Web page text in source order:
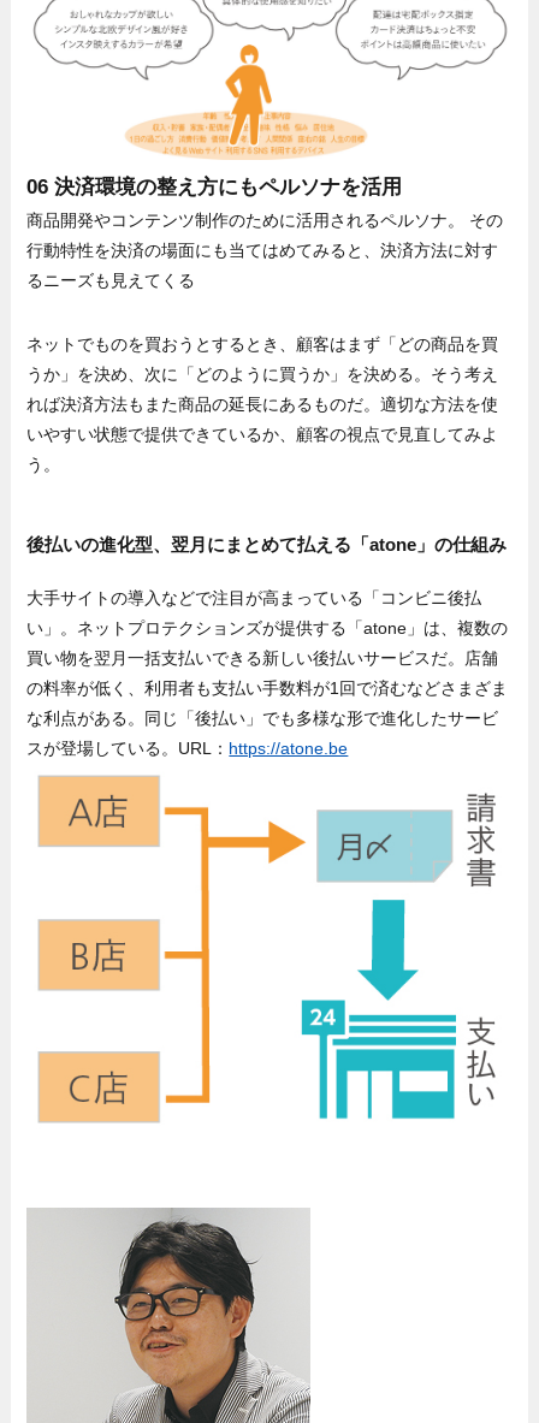
06 決済環境の整え方にもペルソナを活用
商品開発やコンテンツ制作のために活用されるペルソナ。 その
行動特性を決済の場面にも当てはめてみると、決済方法に対す
るニーズも見えてくる
ネットでものを買おうとするとき、顧客はまず「どの商品を買
うか」を決め、次に「どのように買うか」を決める。そう考え
れば決済方法もまた商品の延長にあるものだ。適切な方法を使
いやすい状態で提供できているか、顧客の視点で見直してみよ
う。
後払いの進化型、翌月にまとめて払える「atone」の仕組み
大手サイトの導入などで注目が高まっている「コンビニ後払
い」。ネットプロテクションズが提供する「atone」は、複数の
買い物を翌月一括支払いできる新しい後払いサービスだ。店舗
の料率が低く、利用者も支払い手数料が1回で済むなどさまざま
な利点がある。同じ「後払い」でも多様な形で進化したサービ
スが登場している。URL： https://atone.be